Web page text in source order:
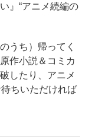
』“アニメ続編の
うち）帰ってく
作小説＆コミカ
したり、アニメ
ちいただければ